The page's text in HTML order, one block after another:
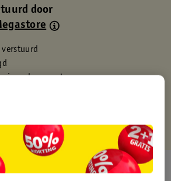
door
verstuurd
via verkooppartner.
Kruidvat kaart